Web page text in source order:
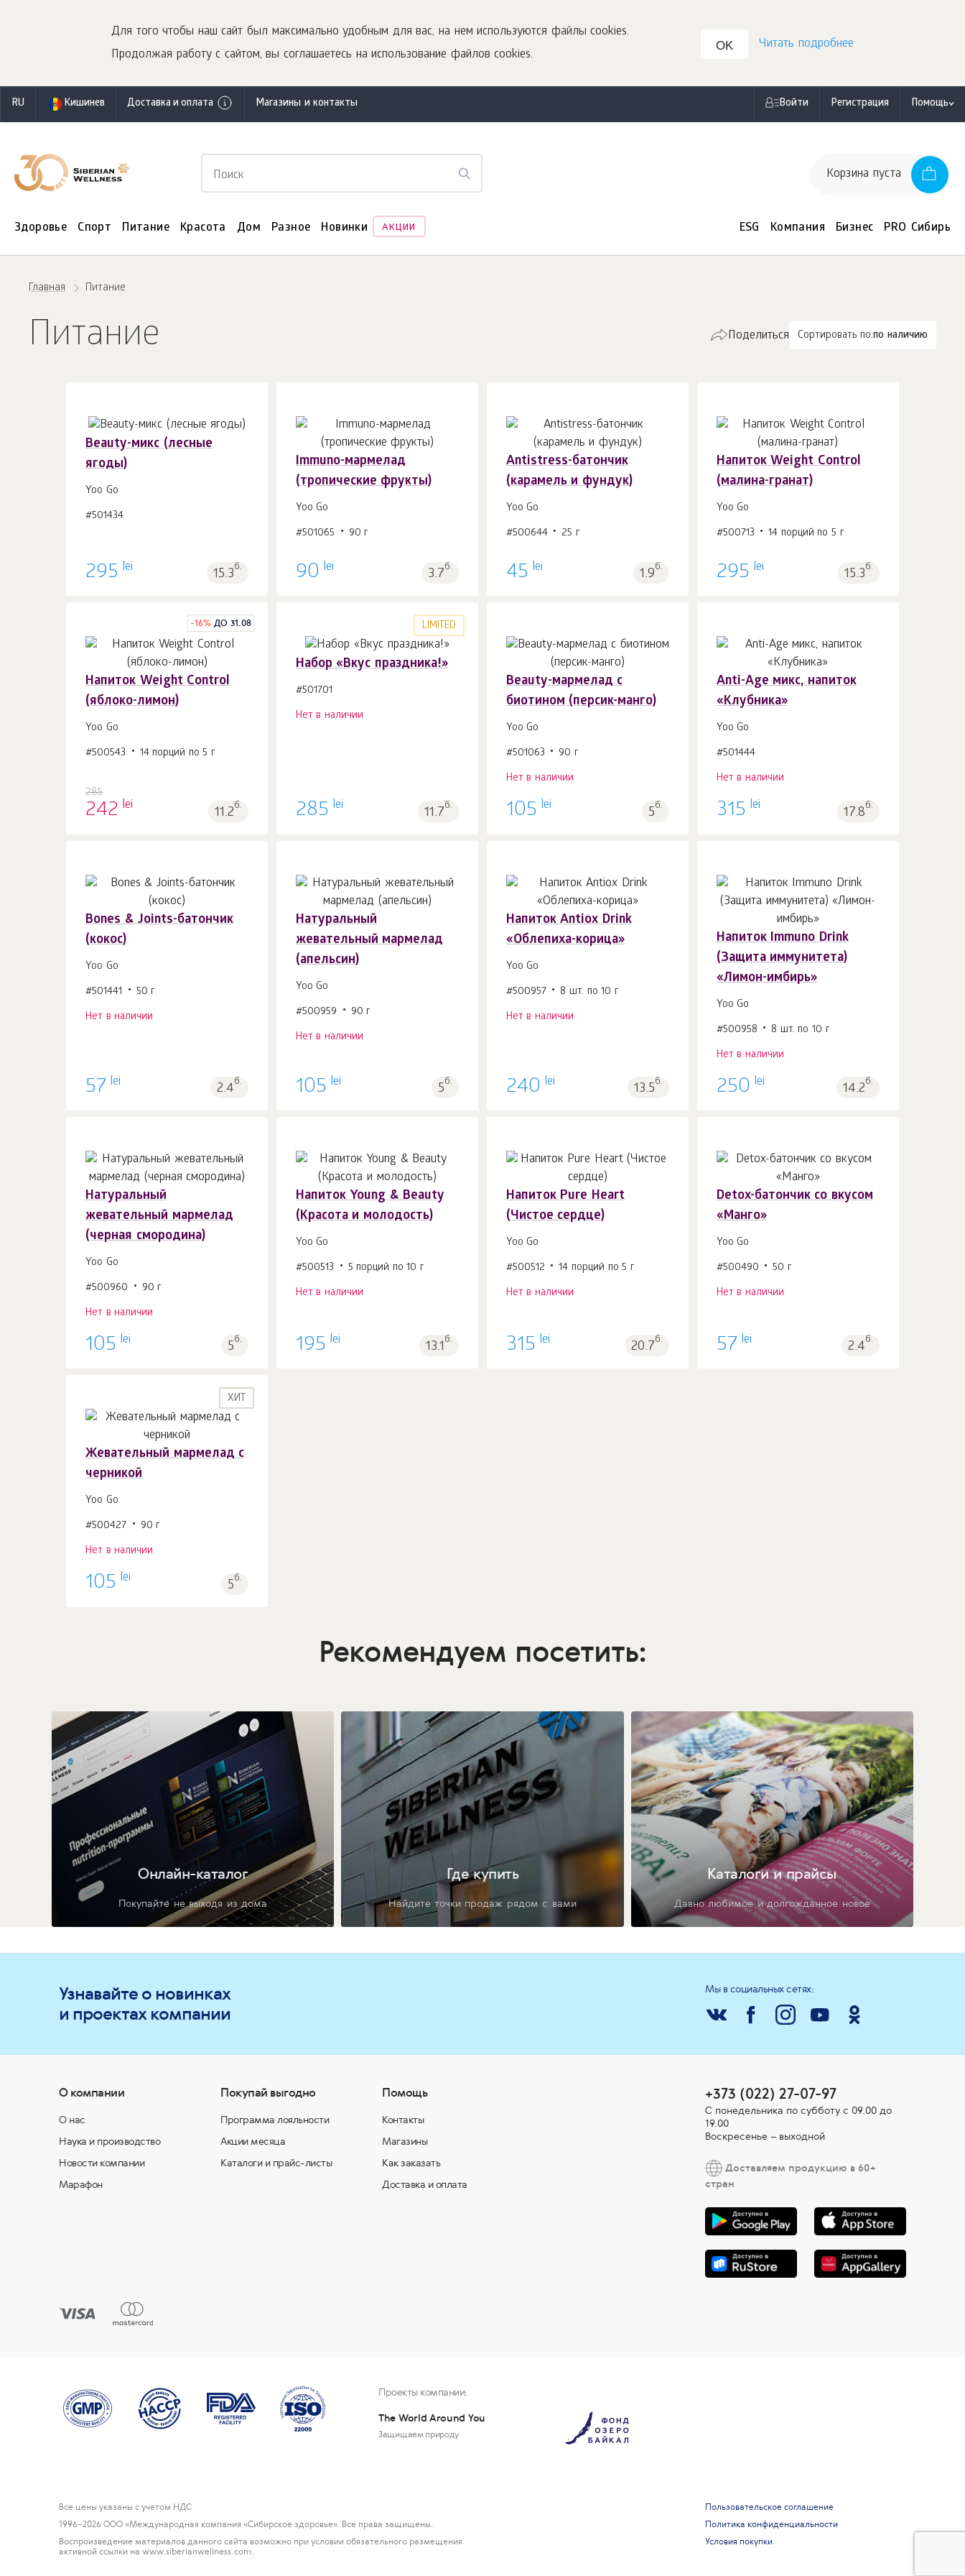
Для того чтобы наш сайт был максимально удобным для вас, на нем используются файлы cookies.
Продолжая работу с сайтом, вы соглашаетесь на использование файлов cookies.
OK Читать подробнее
RU Кишинев Доставка и оплата Магазины и контакты Войти Регистрация Помощь
Корзина пуста
Здоровье Спорт Питание Красота Дом Разное Новинки АКЦИИ ESG Компания Бизнес PRO Сибирь
Главная Питание
Питание Сортировать по:по наличию
Поделиться
Beauty-микс (лесные
ягоды)
Yoo Gо
#501434
295 lei 15.3б.
Immuno-мармелад
(тропические фрукты)
Yoo Gо
#501065 90 г
90 lei 3.7б.
Antistress-батончик
(карамель и фундук)
Yoo Gо
#500644 25 г
45 lei 1.9б.
Напиток Weight Control
(малина-гранат)
Yoo Go
#500713 14 порций по 5 г
295 lei 15.3б.
-16% ДО 31.08
Напиток Weight Control
(яблоко-лимон)
Yoo Go
#500543 14 порций по 5 г
285
242 lei 11.2б.
LIMITED
Набор «Вкус праздника!»
#501701
Нет в наличии
285 lei 11.7б.
Beauty-мармелад с
биотином (персик-манго)
Yoo Gо
#501063 90 г
Нет в наличии
105 lei 5б.
Anti-Age микс, напиток
«Клубника»
Yoo Gо
#501444
Нет в наличии
315 lei 17.8б.
Bones & Joints-батончик
(кокос)
Yoo Gо
#501441 50 г
Нет в наличии
57 lei 2.4б.
Натуральный
жевательный мармелад
(апельсин)
Yoo Gо
#500959 90 г
Нет в наличии
105 lei 5б.
Напиток Antiox Drink
«Облепиха-корица»
Yoo Gо
#500957 8 шт. по 10 г
Нет в наличии
240 lei 13.5б.
Напиток Immuno Drink
(Защита иммунитета)
«Лимон-имбирь»
Yoo Gо
#500958 8 шт. по 10 г
Нет в наличии
250 lei 14.2б.
Натуральный
жевательный мармелад
(черная смородина)
Yoo Gо
#500960 90 г
Нет в наличии
105 lei 5б.
Напиток Young & Beauty
(Красота и молодость)
Yoo Gо
#500513 5 порций по 10 г
Нет в наличии
195 lei 13.1б.
Напиток Pure Heart
(Чистое сердце)
Yoo Gо
#500512 14 порций по 5 г
Нет в наличии
315 lei 20.7б.
Detox-батончик со вкусом
«Манго»
Yoo Gо
#500490 50 г
Нет в наличии
57 lei 2.4б.
ХИТ
Жевательный мармелад с
черникой
Yoo Gо
#500427 90 г
Нет в наличии
105 lei 5б.
Рекомендуем посетить:
Онлайн-каталог
Покупайте не выходя из дома
Где купить
Найдите точки продаж рядом с вами
Каталоги и прайсы
Давно любимое и долгожданное новое
Узнавайте о новинках
и проектах компании
Мы в социальных сетях:
О компании
О нас
Наука и производство
Новости компании
Марафон
Покупай выгодно
Программа лояльности
Акции месяца
Каталоги и прайс-листы
Помощь
Контакты
Магазины
Как заказать
Доставка и оплата
+373 (022) 27-07-97
С понедельника по субботу с 09.00 до
19.00
Воскресенье – выходной
Доставляем продукцию в 60+
стран
Проекты компании:
The World Around You
Защищаем природу
Все цены указаны с учетом НДС
1996–2026 ООО «Международная компания «Сибирское здоровье». Все права защищены.
Воспроизведение материалов данного сайта возможно при условии обязательного размещения
активной ссылки на www.siberianwellness.com.
Пользовательское соглашение
Политика конфиденциальности
Условия покупки